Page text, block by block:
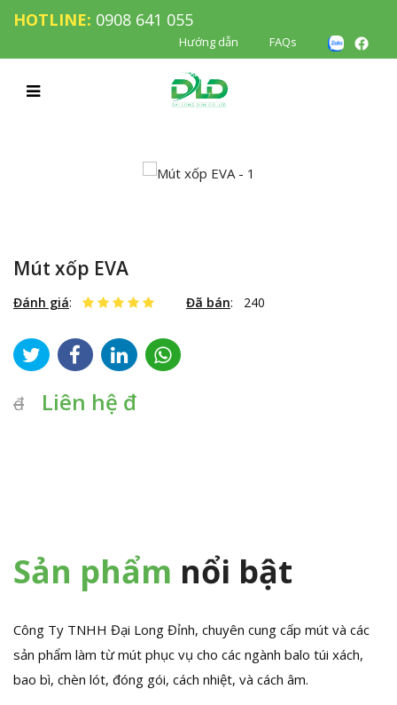
HOTLINE: 0908 641 055
Hướng dẫn FAQs
Mút xốp EVA
Đánh giá: Đã bán: 240
đ Liên hệ đ
Sản phẩm nổi bật
Công Ty TNHH Đại Long Đỉnh, chuyên cung cấp mút và các
sản phẩm làm từ mút phục vụ cho các ngành balo túi xách,
bao bì, chèn lót, đóng gói, cách nhiệt, và cách âm.